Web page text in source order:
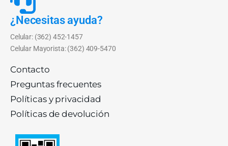
¿Necesitas ayuda?
Celular: (362) 452-1457
Celular Mayorista: (362) 409-5470
Contacto
Preguntas frecuentes
Políticas y privacidad
Políticas de devolución